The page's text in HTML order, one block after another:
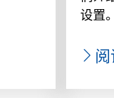
设置。